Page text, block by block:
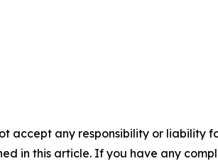
accept any responsibility or liability
in this article. If you have any